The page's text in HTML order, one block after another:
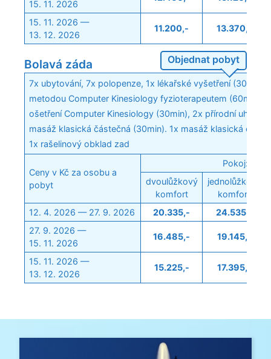
15. 11. 2026
15. 11. 2026 —
13. 12. 2026
11.200,- 13.370,-
Bolavá záda Objednat pobyt
7x ubytování, 7x polopenze, 1x lékařské vyšetření (30min),
metodou Computer Kinesiology fyzioterapeutem (60min),
ošetření Computer Kinesiology (30min), 2x přírodní uhličitá
masáž klasická částečná (30min). 1x masáž klasická
1x rašelinový obklad zad
Ceny v Kč za osobu a
pobyt
Pokoj:
dvoulůžkový
komfort
jednolůžkový
komfort
12. 4. 2026 — 27. 9. 2026 20.335,-
24.535,-
27. 9. 2026 —
15. 11. 2026
16.485,- 19.145,-
15. 11. 2026 —
13. 12. 2026
15.225,- 17.395,-